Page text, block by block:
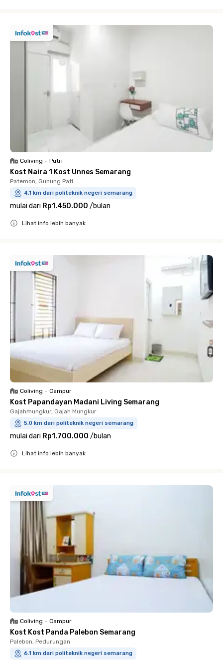
Coliving • Putri
Kost Naira 1 Kost Unnes Semarang
Patemon, Gunung Pati
4.1 km dari politeknik negeri semarang
mulai dari Rp1.450.000 /bulan
Lihat info lebih banyak
Coliving • Campur
Kost Papandayan Madani Living Semarang
Gajahmungkur, Gajah Mungkur
5.0 km dari politeknik negeri semarang
mulai dari Rp1.700.000 /bulan
Lihat info lebih banyak
Coliving • Campur
Kost Kost Panda Palebon Semarang
Palebon, Pedurungan
6.1 km dari politeknik negeri semarang